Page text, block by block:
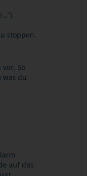
stoppen.
So
du
auf das